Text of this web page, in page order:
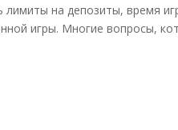
лимиты на депозиты, время
игры. Многие вопросы,